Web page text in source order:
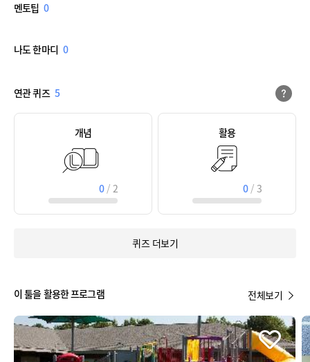
멘토팁 0
나도 한마디 0
연관 퀴즈 5
개념
0 / 2
활용
0 / 3
퀴즈 더보기
이 툴을 활용한 프로그램 전체보기